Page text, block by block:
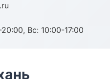
Вс: 10:00-17:00